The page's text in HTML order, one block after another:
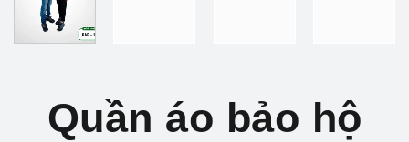
Quần áo bảo hộ